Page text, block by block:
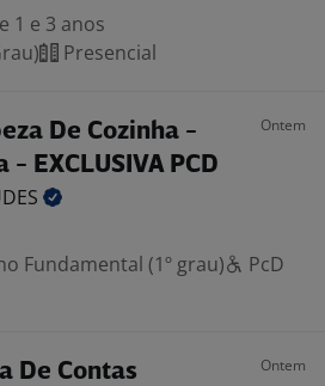
1 e 3 anos
Presencial
De Cozinha -
- EXCLUSIVA PCD
Ontem
Fundamental (1º grau)
PcD
De Contas Ontem